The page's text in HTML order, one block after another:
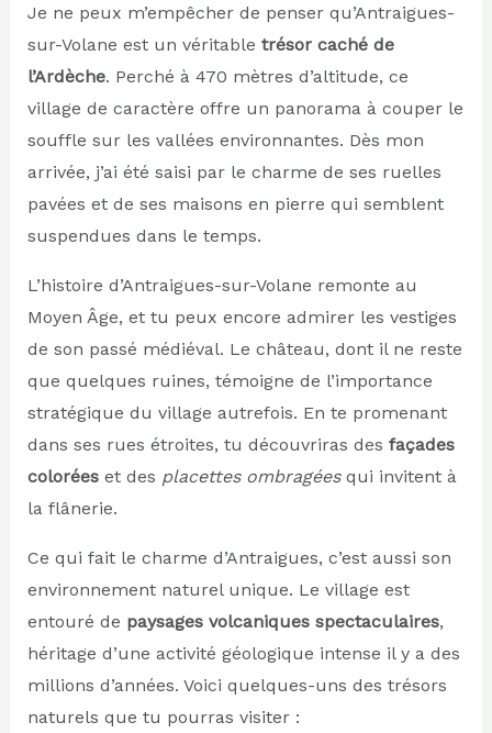
Je ne peux m’empêcher de penser qu’Antraigues-
sur-Volane est un véritable trésor caché de
l’Ardèche. Perché à 470 mètres d’altitude, ce
village de caractère offre un panorama à couper le
souffle sur les vallées environnantes. Dès mon
arrivée, j’ai été saisi par le charme de ses ruelles
pavées et de ses maisons en pierre qui semblent
suspendues dans le temps.
L’histoire d’Antraigues-sur-Volane remonte au
Moyen Âge, et tu peux encore admirer les vestiges
de son passé médiéval. Le château, dont il ne reste
que quelques ruines, témoigne de l’importance
stratégique du village autrefois. En te promenant
dans ses rues étroites, tu découvriras des façades
coloréeset des placettes ombragéesqui invitent à
la flânerie.
Ce qui fait le charme d’Antraigues, c’est aussi son
environnement naturel unique. Le village est
entouré de paysages volcaniques spectaculaires,
héritage d’une activité géologique intense il y a des
millions d’années. Voici quelques-uns des trésors
naturels que tu pourras visiter :